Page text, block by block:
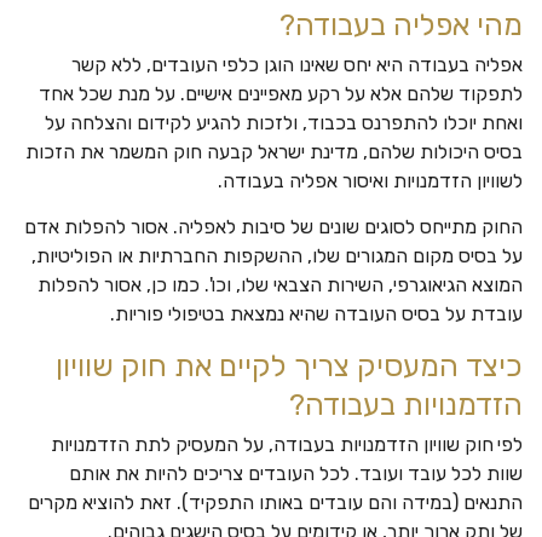
מהי אפליה בעבודה?
אפליה בעבודה היא יחס שאינו הוגן כלפי העובדים, ללא קשר
לתפקוד שלהם אלא על רקע מאפיינים אישיים. על מנת שכל אחד
ואחת יוכלו להתפרנס בכבוד, ולזכות להגיע לקידום והצלחה על
בסיס היכולות שלהם, מדינת ישראל קבעה חוק המשמר את הזכות
לשוויון הזדמנויות ואיסור אפליה בעבודה.
החוק מתייחס לסוגים שונים של סיבות לאפליה. אסור להפלות אדם
על בסיס מקום המגורים שלו, ההשקפות החברתיות או הפוליטיות,
המוצא הגיאוגרפי, השירות הצבאי שלו, וכו'. כמו כן, אסור להפלות
עובדת על בסיס העובדה שהיא נמצאת בטיפולי פוריות.
כיצד המעסיק צריך לקיים את חוק שוויון
הזדמנויות בעבודה?
לפי חוק שוויון הזדמנויות בעבודה, על המעסיק לתת הזדמנויות
שוות לכל עובד ועובד. לכל העובדים צריכים להיות את אותם
התנאים (במידה והם עובדים באותו התפקיד). זאת להוציא מקרים
של ותק ארוך יותר, או קידומים על בסיס הישגים גבוהים.